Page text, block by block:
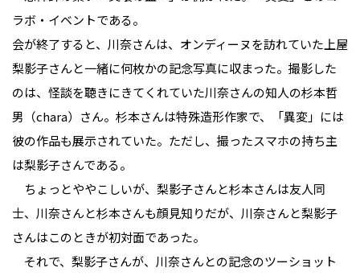
ラボ・イベントである。
会が終了すると、川奈さんは、オンディーヌを訪れていた上屋
梨影子さんと一緒に何枚かの記念写真に収まった。撮影した
のは、怪談を聴きにきてくれていた川奈さんの知人の杉本哲
男（chara）さん。杉本さんは特殊造形作家で、「異変」には
彼の作品も展示されていた。ただし、撮ったスマホの持ち主
は梨影子さんである。
ちょっとややこしいが、梨影子さんと杉本さんは友人同
士、川奈さんと杉本さんも顔見知りだが、川奈さんと梨影子
さんはこのときが初対面であった。
それで、梨影子さんが、川奈さんとの記念のツーショット